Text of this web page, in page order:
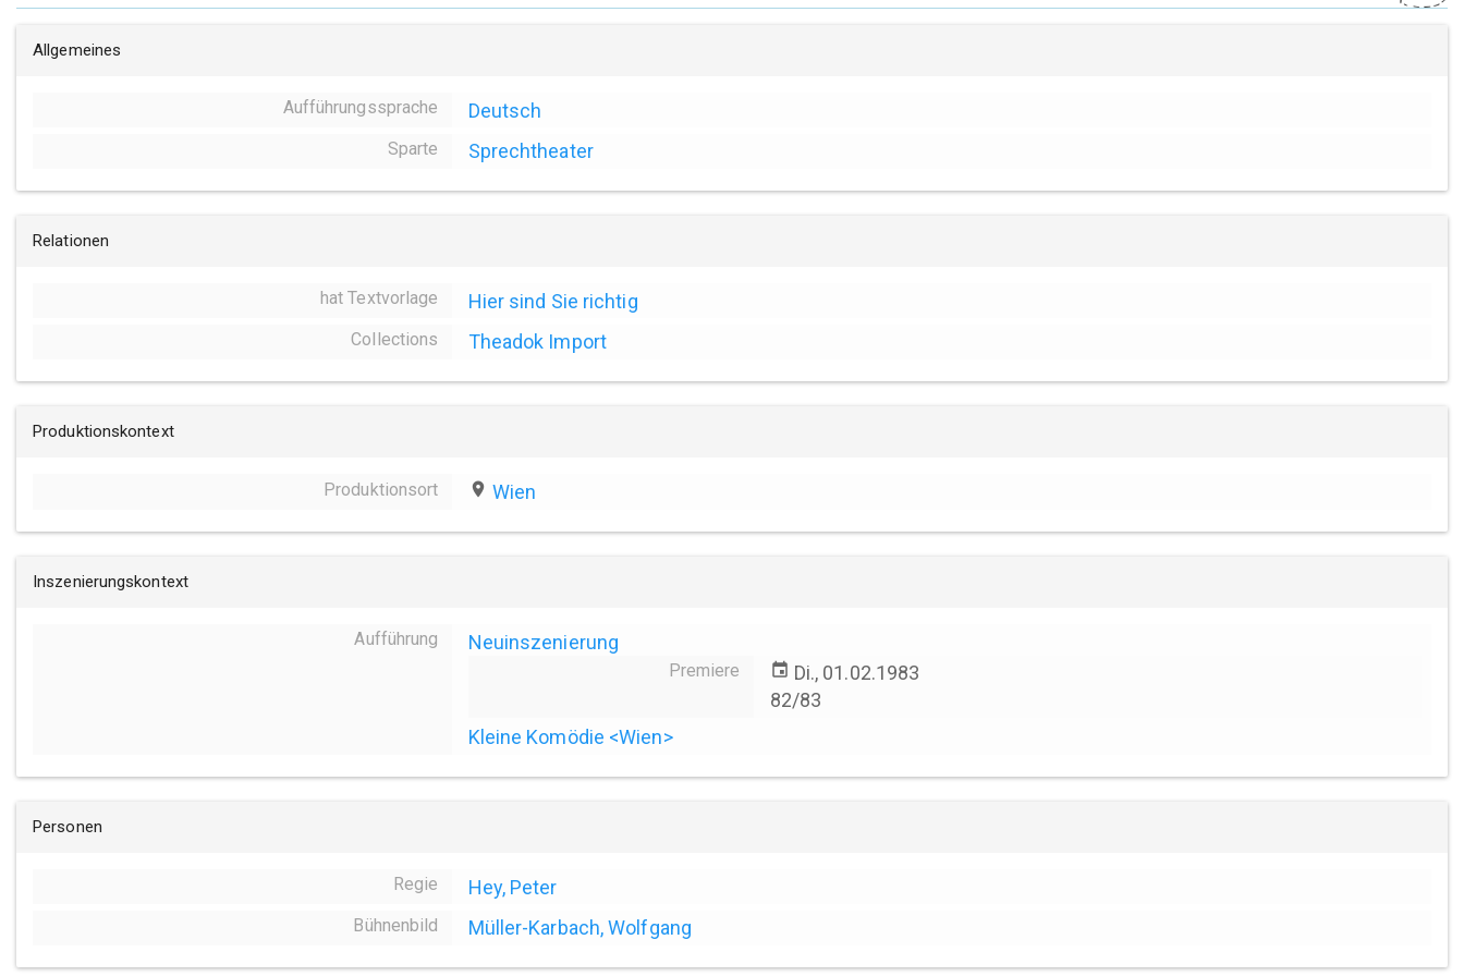
Allgemeines
Aufführungssprache Deutsch
Sparte Sprechtheater
Relationen
hat Textvorlage Hier sind Sie richtig
Collections Theadok Import
Produktionskontext
Produktionsort place Wien
Inszenierungskontext
Aufführung Neuinszenierung
Premiere event Di., 01.02.1983
82/83
Kleine Komödie <Wien>
Personen
Regie Hey, Peter
Bühnenbild Müller-Karbach, Wolfgang